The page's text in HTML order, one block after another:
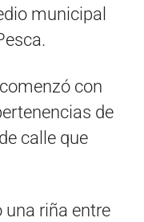
municipal
con
de
calle que
una riña entre